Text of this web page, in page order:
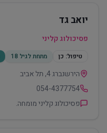
יואב גד
פסיכולוג קליני
טיפול: כן מתחת לגיל 18
הירשנברג 4, תל אביב
054-4377754
פסיכולוג קליני מומחה.